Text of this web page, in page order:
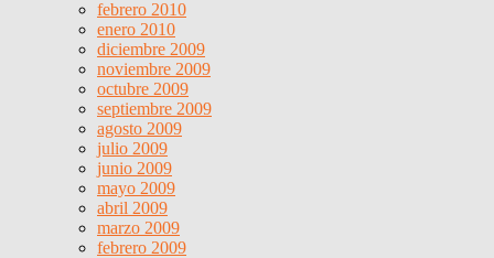
febrero 2010
enero 2010
diciembre 2009
noviembre 2009
octubre 2009
septiembre 2009
agosto 2009
julio 2009
junio 2009
mayo 2009
abril 2009
marzo 2009
febrero 2009